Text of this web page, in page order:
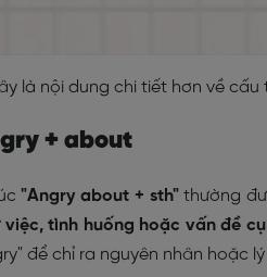
là nội dung chi tiết hơn về cấu
+ about
"Angry about + sth"thường
việc, tình huống hoặc vấn đề
để chỉ ra nguyên nhân hoặc